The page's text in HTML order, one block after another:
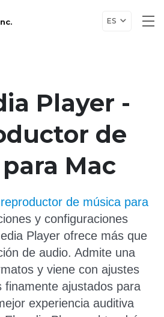
ES
Player -
de
Mac
de música para
y configuraciones
Player ofrece más que
de audio. Admite una
y viene con ajustes
finamente ajustados para
experiencia auditiva